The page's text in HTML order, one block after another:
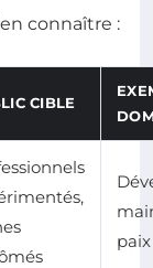
connaître :
CIBLE
paix